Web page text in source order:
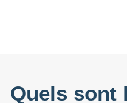
Quels sont